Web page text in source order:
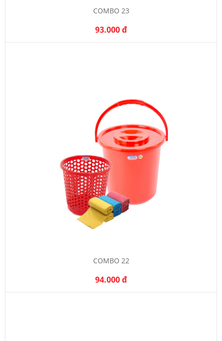
COMBO 23
93.000 đ
COMBO 22
94.000 đ